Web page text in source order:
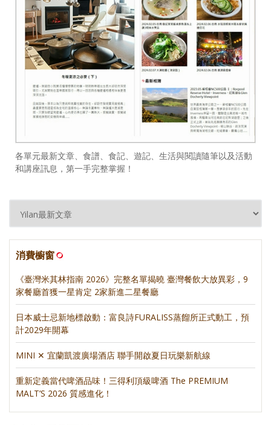
各單元最新文章、食譜、食記、遊記、生活與閱讀隨筆以及活動
和講座訊息，第一手完整掌握！
消費櫥窗
《臺灣米其林指南 2026》完整名單揭曉 臺灣餐飲大放異彩，9
家餐廳首獲一星肯定 2家新進二星餐廳
日本威士忌新地標啟動：富良詩FURALISS蒸餾所正式動工，預
計2029年開幕
MINI ✕ 宜蘭凱渡廣場酒店 聯手開啟夏日玩樂新航線
重新定義當代啤酒品味！三得利頂級啤酒 The PREMIUM
MALT’S 2026 質感進化！